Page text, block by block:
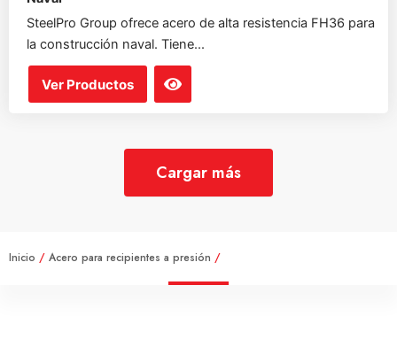
SteelPro Group ofrece acero de alta resistencia FH36 para
la construcción naval. Tiene...
Ver Productos
Cargar más
Inicio / Acero para recipientes a presión /